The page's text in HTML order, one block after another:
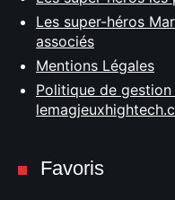
Les super-héros
associés
Mentions Légales
Politique de
Favoris